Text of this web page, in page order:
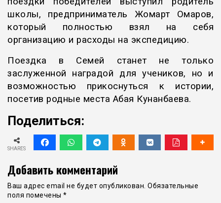
школы, предприниматель Жомарт Омаров,
который полностью взял на себя
организацию и расходы на экспедицию.
Поездка в Семей станет не только
заслуженной наградой для учеников, но и
возможностью прикоснуться к истории,
посетив родные места Абая Кунанбаева.
Поделиться:
SHARES
Добавить комментарий
Ваш адрес email не будет опубликован. Обязательные
поля помечены *